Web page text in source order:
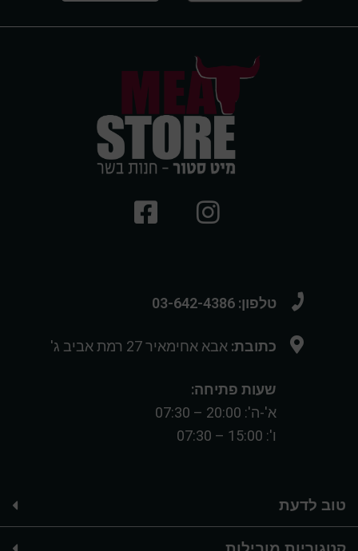
טלפון: 03-642-4386
כתובת: אבא אחימאיר 27 רמת אביב ג'
שעות פתיחה:
א'-ה': 20:00 – 07:30
ו': 15:00 – 07:30
טוב לדעת